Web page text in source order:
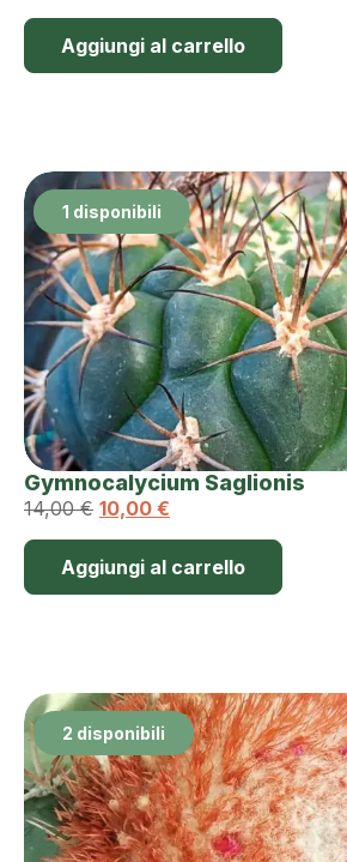
Aggiungi al carrello
1 disponibili
Gymnocalycium Saglionis
14,00€ 10,00 €
Aggiungi al carrello
2 disponibili